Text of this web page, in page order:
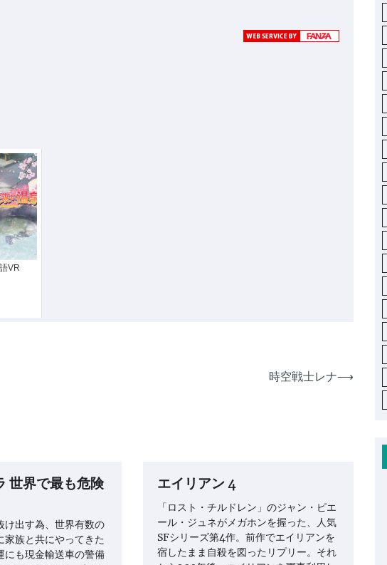
VR
時空戦士レナ⟶
世界で最も危険
け出す為、世界有数の
家族と共にやってきた
にも現金輸送車の警備
エイリアン 4
「ロスト・チルドレン」のジャン・ピエ
ール・ジュネがメガホンを握った、人気
SFシリーズ第4作。前作でエイリアンを
宿したまま自殺を図ったリプリー。それ